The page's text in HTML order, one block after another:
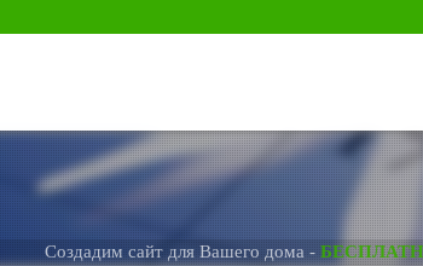
сайт для Вашего дома -БЕСПЛАТНО!